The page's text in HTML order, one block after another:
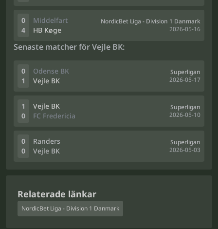
0
4
Middelfart
HB Køge
NordicBet Liga - Division 1 Danmark
2026-05-16
Senaste matcher för Vejle BK:
0
1
Odense BK
Vejle BK
Superligan
2026-05-17
1
0
Vejle BK
FC Fredericia
Superligan
2026-05-10
0
0
Randers
Vejle BK
Superligan
2026-05-03
Relaterade länkar
NordicBet Liga - Division 1 Danmark